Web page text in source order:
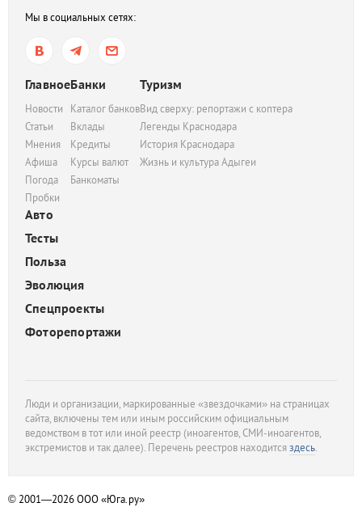
Мы в социальных сетях:
Главное
Новости
Статьи
Мнения
Афиша
Погода
Пробки
Банки
Каталог банков
Вклады
Кредиты
Курсы валют
Банкоматы
Туризм
Вид сверху: репортажи с коптера
Легенды Краснодара
История Краснодара
Жизнь и культура Адыгеи
Авто
Тесты
Польза
Эволюция
Спецпроекты
Фоторепортажи
Люди и организации, маркированные «звездочками» на страницах
сайта, включены тем или иным российским официальным
ведомством в тот или иной реестр (иноагентов, СМИ-иноагентов,
экстремистов и так далее). Перечень реестров находитсяздесь.
© 2001—2026ООО «Юга.ру»